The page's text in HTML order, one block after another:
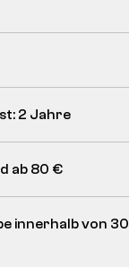
2 Jahre
ab 80 €
innerhalb von 30